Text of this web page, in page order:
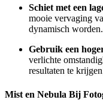
Schiet met een
mooie vervaging
dynamisch worden.
Gebruik een
verlichte
resultaten te
Mist en Nebula Bij